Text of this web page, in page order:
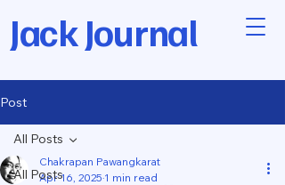
Jack Journal
Post
All Posts
All Posts
Chakrapan Pawangkarat
Apr 16, 2025 1 min read